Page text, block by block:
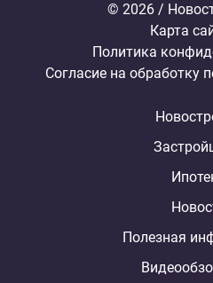
© 2026 /
Карта
Политика
Согласие на обработку
Полезная